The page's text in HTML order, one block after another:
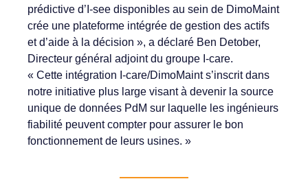
prédictive d’I-see disponibles au sein de DimoMaint
crée une plateforme intégrée de gestion des actifs
et d’aide à la décision », a déclaré Ben Detober,
Directeur général adjoint du groupe I-care.
« Cette intégration I-care/DimoMaint s’inscrit dans
notre initiative plus large visant à devenir la source
unique de données PdM sur laquelle les ingénieurs
fiabilité peuvent compter pour assurer le bon
fonctionnement de leurs usines. »